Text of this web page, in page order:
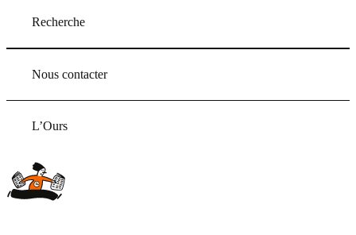
Recherche
Nous contacter
L’Ours